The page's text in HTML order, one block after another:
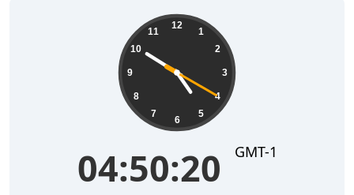
12
1
2
3
4
5
6
7
8
9
10
11
04:50:20 GMT-1